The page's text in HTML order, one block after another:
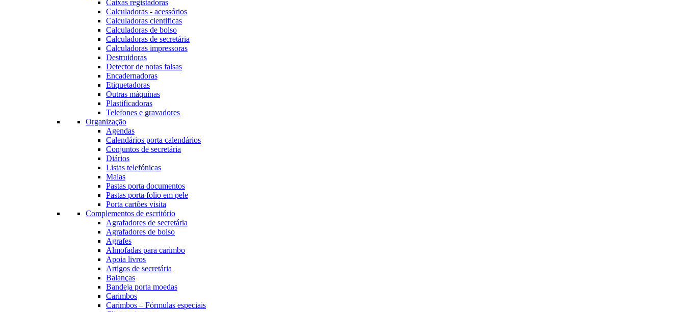
Caixas registadoras
Calculadoras - acessórios
Calculadoras cientificas
Calculadoras de bolso
Calculadoras de secretária
Calculadoras impressoras
Destruidoras
Detector de notas falsas
Encadernadoras
Etiquetadoras
Outras máquinas
Plastificadoras
Telefones e gravadores
Organização
Agendas
Calendários porta calendários
Conjuntos de secretária
Diários
Listas telefónicas
Malas
Pastas porta documentos
Pastas porta folio em pele
Porta cartões visita
Complementos de escritório
Agrafadores de secretária
Agrafadores de bolso
Agrafes
Almofadas para carimbo
Apoia livros
Artigos de secretária
Balanças
Bandeja porta moedas
Carimbos
Carimbos – Fórmulas especiais